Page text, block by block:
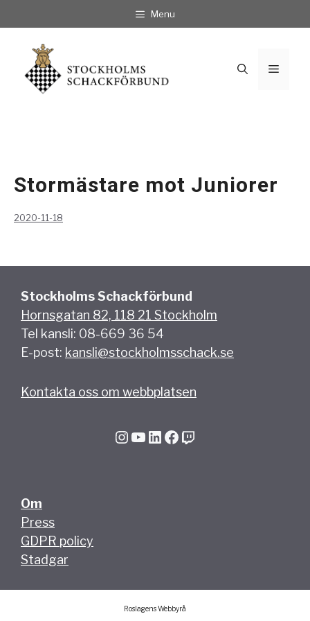
till
innehåll
Menu
Meny
Stormästare mot Juniorer
2020-11-18
Stockholms Schackförbund
Hornsgatan 82, 118 21 Stockholm
Tel kansli: 08-669 36 54
E-post: kansli@stockholmsschack.se
Kontakta oss om webbplatsen
InstagramYouTube LinkedIn Facebook Twitch
Om
Press
GDPR policy
Stadgar
Roslagens Webbyrå